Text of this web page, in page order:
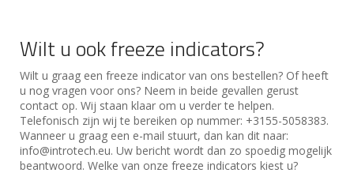
Wilt u ook freeze indicators?
Wilt u graag een freeze indicator van ons bestellen? Of heeft
u nog vragen voor ons? Neem in beide gevallen gerust
contact op. Wij staan klaar om u verder te helpen.
Telefonisch zijn wij te bereiken op nummer: +3155-5058383.
Wanneer u graag een e-mail stuurt, dan kan dit naar:
info@introtech.eu. Uw bericht wordt dan zo spoedig mogelijk
beantwoord. Welke van onze freeze indicators kiest u?